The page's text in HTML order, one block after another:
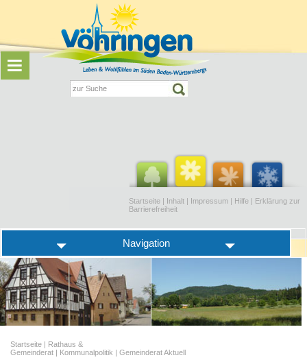
Startseite | Inhalt | Impressum | Hilfe | Erklärung zur
Barrierefreiheit
Navigation
Startseite | Rathaus &
Gemeinderat | Kommunalpolitik | Gemeinderat Aktuell